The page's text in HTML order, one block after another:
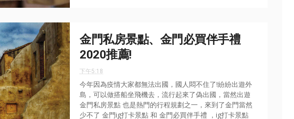
金門私房景點、金門必買伴手禮
2020推薦!
下午5:18
今年因為疫情大家都無法出國，國人悶不住了!紛紛出遊外
島，可以做搭船坐飛機去，流行起來了偽出國，當然出遊
金門私房景點 也是熱門的行程規劃之一，來到了金門當然
少不了 金門ig打卡景點 和 金門必買伴手禮 ，ig打卡景點